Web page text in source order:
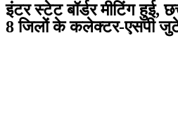
इंटर स्टेट बॉर्डर मीटिंग
8 जिलों के कलेक्टर-एसपी